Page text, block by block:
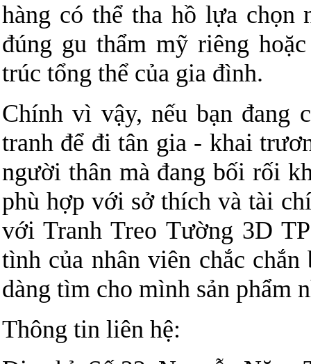
hàng có thể tha hồ lựa chọn
đúng gu thẩm mỹ riêng
trúc tổng thể của gia đình.
Chính vì vậy, nếu bạn đang
tranh để đi tân gia - khai
người thân mà đang bối rối
phù hợp với sở thích và tài
với Tranh Treo Tường 3D
tình của nhân viên chắc
dàng tìm cho mình sản phẩm
Thông tin liên hệ: